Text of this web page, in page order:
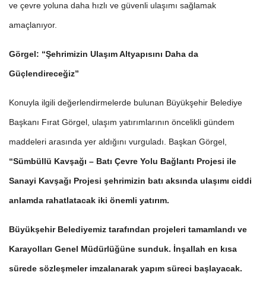
ve çevre yoluna daha hızlı ve güvenli ulaşımı sağlamak
amaçlanıyor.
Görgel: “Şehrimizin Ulaşım Altyapısını Daha da
Güçlendireceğiz”
Konuyla ilgili değerlendirmelerde bulunan Büyükşehir Belediye
Başkanı Fırat Görgel, ulaşım yatırımlarının öncelikli gündem
maddeleri arasında yer aldığını vurguladı. Başkan Görgel,
“Sümbüllü Kavşağı – Batı Çevre Yolu Bağlantı Projesi ile
Sanayi Kavşağı Projesi şehrimizin batı aksında ulaşımı ciddi
anlamda rahatlatacak iki önemli yatırım.
Büyükşehir Belediyemiz tarafından projeleri tamamlandı ve
Karayolları Genel Müdürlüğüne sunduk. İnşallah en kısa
sürede sözleşmeler imzalanarak yapım süreci başlayacak.